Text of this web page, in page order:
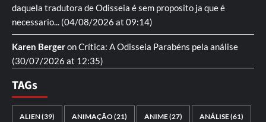
daquela tradutora de Odisseia é sem proposito ja que é
necessario... (04/08/2026 at 09:14)
Karen BergeronCrítica: A Odisseia Parabéns pela análise
(30/07/2026 at 12:35)
TAGs
ALIEN(39) ANIMAÇÃO(21) ANIME(27) ANÁLISE(61)